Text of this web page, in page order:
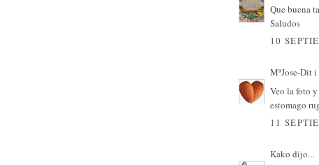
Que buena
Saludos
10
MªJose-Dit i
Veo la foto
estomago
11
Kako dijo...